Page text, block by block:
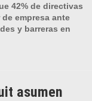
42% de directivas
empresa ante
y barreras en
asumen